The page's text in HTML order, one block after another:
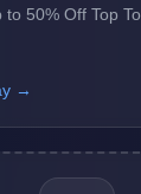
to 50% Off Top
→